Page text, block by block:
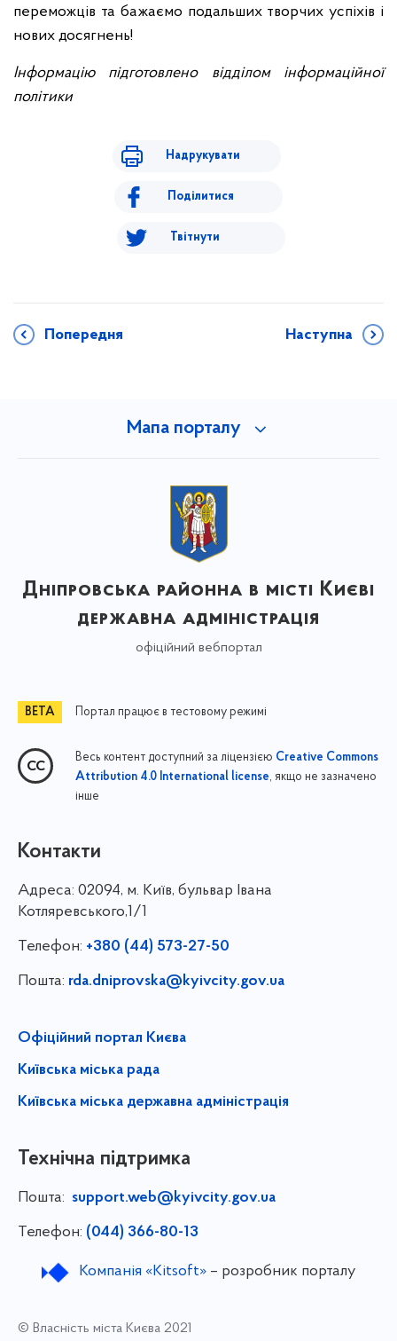
переможців та бажаємо подальших творчих успіхів і
нових досягнень!
Інформацію підготовлено відділом інформаційної
політики
Надрукувати
Поділитися
Твітнути
Попередня Наступна
Мапа порталу
Дніпровська районна в місті Києві
державна адміністрація
офіційний вебпортал
Портал працює в тестовому режимі
Весь контент доступний за ліцензією Creative Commons
Attribution 4.0 International license, якщо не зазначено
інше
Контакти
Адреса: 02094, м. Київ, бульвар Івана
Котляревського,1/1
Телефон: +380 (44) 573-27-50
Пошта: rda.dniprovska@kyivcity.gov.ua
Офіційний портал Києва
Київська міська рада
Київська міська державна адміністрація
Технічна підтримка
Пошта: support.web@kyivcity.gov.ua
Телефон: (044) 366-80-13
Компанія «Kitsoft»– розробник порталу
© Власність міста Києва 2021